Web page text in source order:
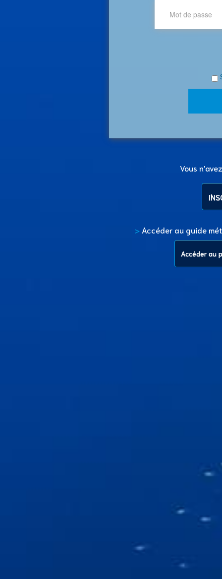
Vous
>Accéder au guide
Accéder au